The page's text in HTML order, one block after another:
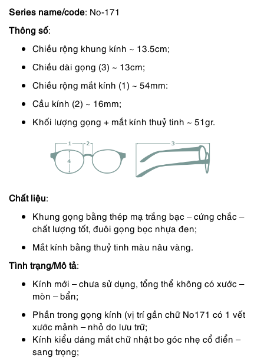
Series name/code: No-171
Thông số:
Chiều rộng khung kính ~ 13.5cm;
Chiều dài gọng (3) ~ 13cm;
Chiều rộng mắt kính (1) ~ 54mm:
Cầu kính (2) ~ 16mm;
Khối lượng gọng + mắt kính thuỷ tinh ~ 51gr.
Chất liệu:
Khung gọng bằng thép mạ trắng bạc – cứng chắc –
chất lượng tốt, đuôi gọng bọc nhựa đen;
Mắt kính bằng thuỷ tinh màu nâu vàng.
Tình trạng/Mô tả:
Kính mới – chưa sử dụng, tổng thể không có xước –
mòn – bẩn;
Phần trong gọng kính (vị trí gần chữ No171 có 1 vết
xước mảnh – nhỏ do lưu trữ;
Kính kiểu dáng mắt chữ nhật bo góc nhẹ cổ điển –
sang trọng;